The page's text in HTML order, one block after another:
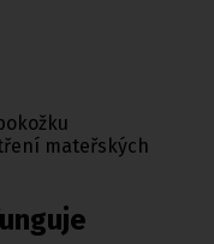
mateřských